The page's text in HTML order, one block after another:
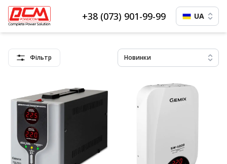
+38 (073) 901-99-99 UA
Фільтр Новинки